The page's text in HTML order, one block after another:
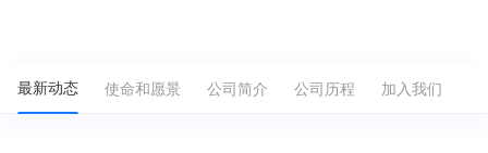
最新动态 使命和愿景 公司简介 公司历程 加入我们